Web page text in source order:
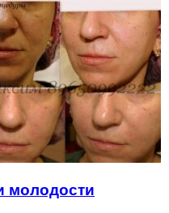
молодости